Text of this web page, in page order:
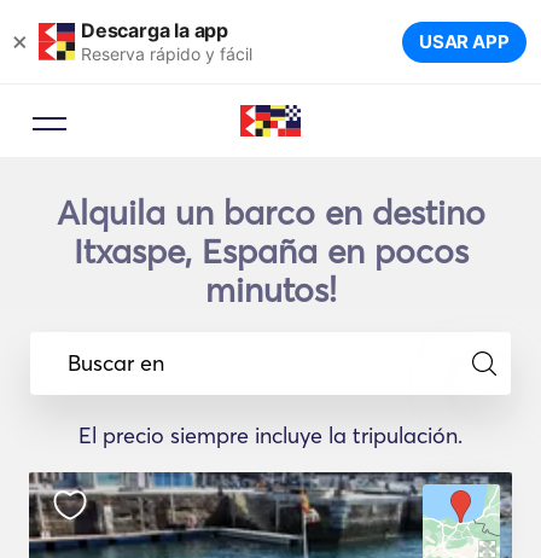
× Descarga la app
Reserva rápido y fácil USAR APP
Alquila un barco en destino
Itxaspe, España en pocos
minutos!
Buscar en
El precio siempre incluye la tripulación.